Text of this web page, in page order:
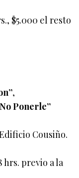
$5.000 el resto
,
Ponerle”
Cousiño.
previo a la